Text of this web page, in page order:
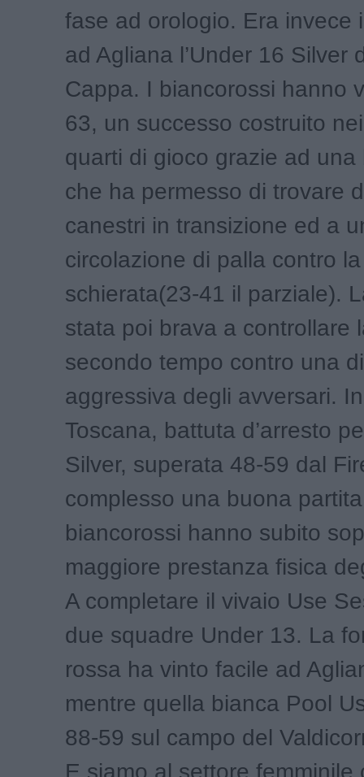
fase ad orologio. Era invece
ad Agliana l’Under 16 Silver
Cappa. I biancorossi hanno
63, un successo costruito
quarti di gioco grazie ad
che ha permesso di trovare
canestri in transizione ed a
circolazione di palla contro
schierata(23-41 il parziale).
stata poi brava a controllare
secondo tempo contro una
aggressiva degli avversari.
Toscana, battuta d’arresto
Silver, superata 48-59 dal
complesso una buona
biancorossi hanno subito
maggiore prestanza fisica
A completare il vivaio Use
due squadre Under 13. La
rossa ha vinto facile ad
mentre quella bianca Pool
88-59 sul campo del
E siamo al settore femminile